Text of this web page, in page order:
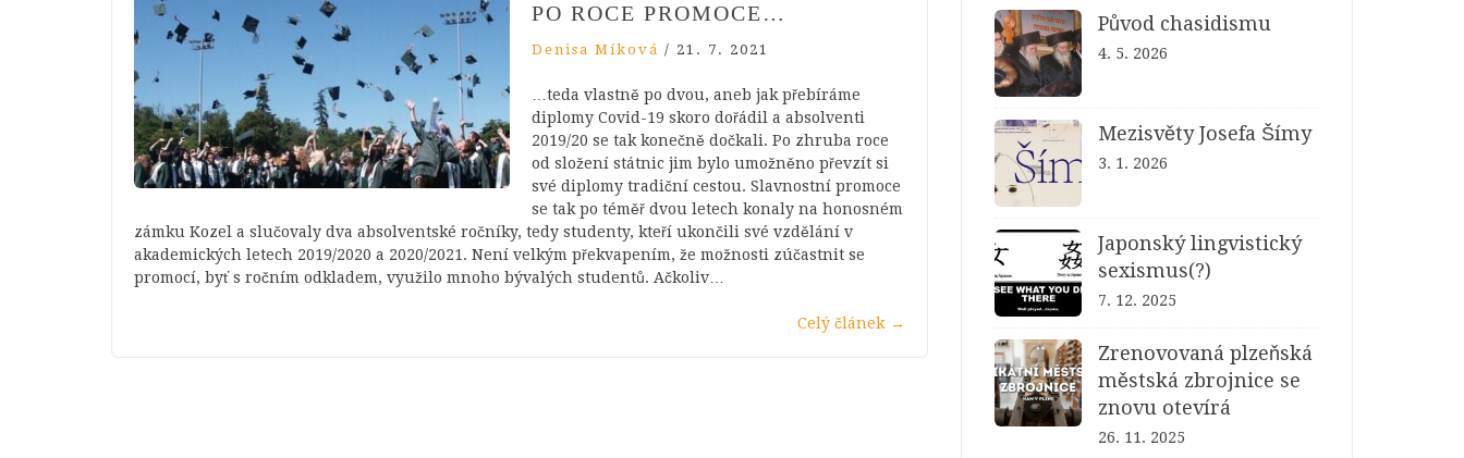
PO ROCE PROMOCE…
Denisa Míková / 21. 7. 2021
…teda vlastně po dvou, aneb jak přebíráme
diplomy Covid-19 skoro dořádil a absolventi
2019/20 se tak konečně dočkali. Po zhruba roce
od složení státnic jim bylo umožněno převzít si
své diplomy tradiční cestou. Slavnostní promoce
se tak po téměř dvou letech konaly na honosném
zámku Kozel a slučovaly dva absolventské ročníky, tedy studenty, kteří ukončili své vzdělání v
akademických letech 2019/2020 a 2020/2021. Není velkým překvapením, že možnosti zúčastnit se
promocí, byť s ročním odkladem, využilo mnoho bývalých studentů. Ačkoliv…
Celý článek →
Původ chasidismu
4. 5. 2026
Mezisvěty Josefa Šímy
3. 1. 2026
Japonský lingvistický
sexismus(?)
7. 12. 2025
Zrenovovaná plzeňská
městská zbrojnice se
znovu otevírá
26. 11. 2025